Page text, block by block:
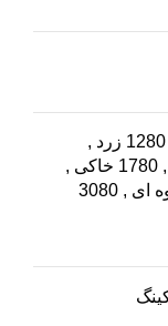
1280 زرد
,
, 1780 خاکی
,
,
3080